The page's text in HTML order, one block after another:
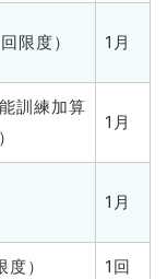
限度） 1月
訓練加算
1月
1月
） 1回